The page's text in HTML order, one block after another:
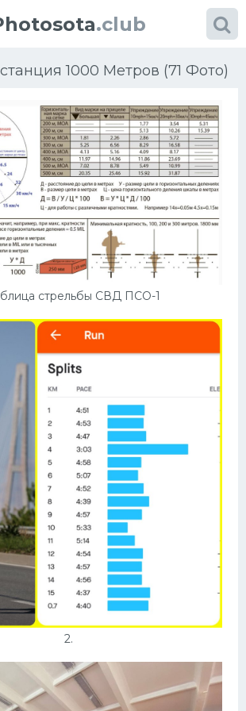
.club
1000 Метров (71 Фото)
стрельбы СВД ПСО-1
2.
Фото